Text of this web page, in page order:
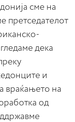
сме на
претседателот
дека
и
враќањето на
од